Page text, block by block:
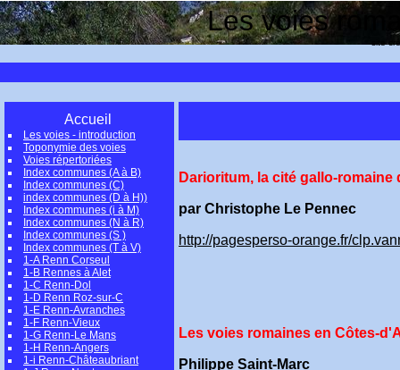
Les voies
site
Accueil
Les voies - introduction
Toponymie des voies
Voies répertoriées
Index communes (A à B)
Index communes (C)
index communes (D à H))
Index communes (i à M)
Index communes (N à R)
Index communes (S )
Index communes (T à V)
1-A Renn Corseul
1-B Rennes à Alet
1-C Renn-Dol
1-D Renn Roz-sur-C
1-E Renn-Avranches
1-F Renn-Vieux
1-G Renn-Le Mans
1-H Renn-Angers
1-i Renn-Châteaubriant
Darioritum, la cité gallo-romaine
par Christophe Le Pennec
http://pagesperso-orange.fr/
Les voies romaines en Côtes-
Philippe Saint-Marc